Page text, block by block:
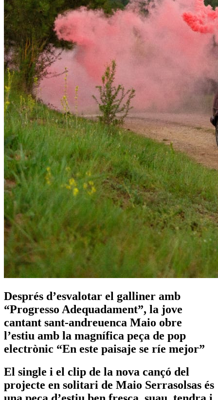
Després d’esvalotar el galliner amb
“Progresso Adequadament”, la jove
cantant sant-andreuenca Maio obre
l’estiu amb la magnífica peça de pop
electrònic “En este paisaje se ríe mejor”
El single i el clip de la nova cançó del
projecte en solitari de Maio Serrasolsas és